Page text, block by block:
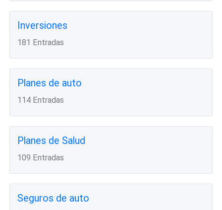
Inversiones
181 Entradas
Planes de auto
114 Entradas
Planes de Salud
109 Entradas
Seguros de auto